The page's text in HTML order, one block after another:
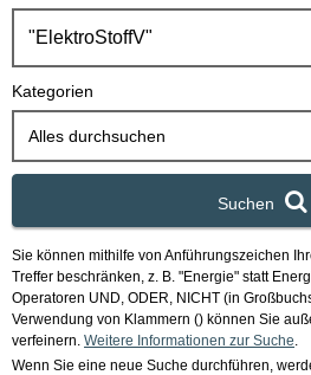
h
o
Kategorien
Alles durchsuchen
Suchen
Sie können mithilfe von Anführungszeichen
Treffer beschränken, z. B. "Energie" statt
Operatoren UND, ODER, NICHT (in
Verwendung von Klammern () können Sie
verfeinern. Weitere Informationen zur Suche
Wenn Sie eine neue Suche durchführen,